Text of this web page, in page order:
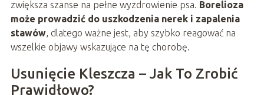
zwiększa szanse na pełne wyzdrowienie psa. Borelioza
może prowadzić do uszkodzenia nerek i zapalenia
stawów, dlatego ważne jest, aby szybko reagować na
wszelkie objawy wskazujące na tę chorobę.
Usunięcie Kleszcza – Jak To Zrobić
Prawidłowo?